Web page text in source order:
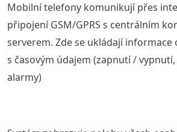
Mobilní telefony komunikují přes
připojení GSM/GPRS s centrálním
serverem. Zde se ukládají
s časovým údajem (zapnutí /
alarmy)